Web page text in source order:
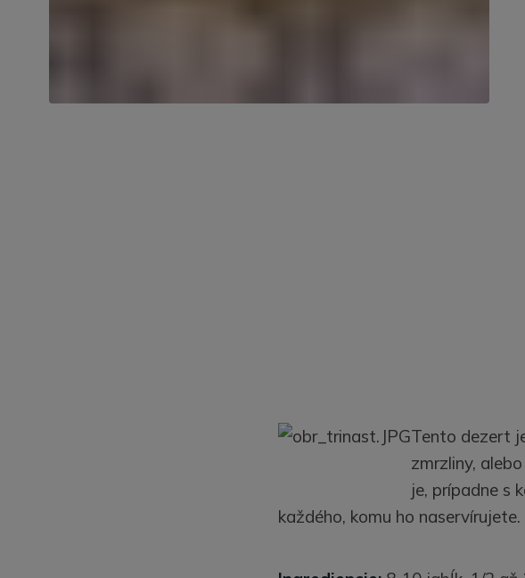
Tento dezert
zmrzliny,
je, prípadne s
každého, komu ho